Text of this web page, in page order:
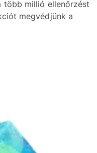
több millió ellenőrzést
megvédjünk a